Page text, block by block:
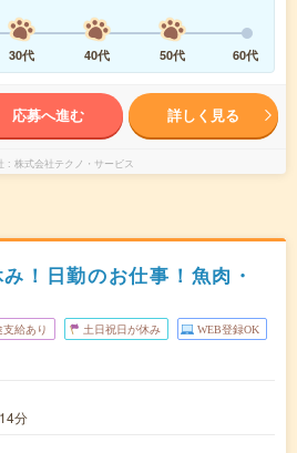
30代 40代 50代 60代
応募へ進む 詳しく見る
株式会社テクノ・サービス
！日勤のお仕事！魚肉・
給あり 土日祝日が休み WEB登録OK
分